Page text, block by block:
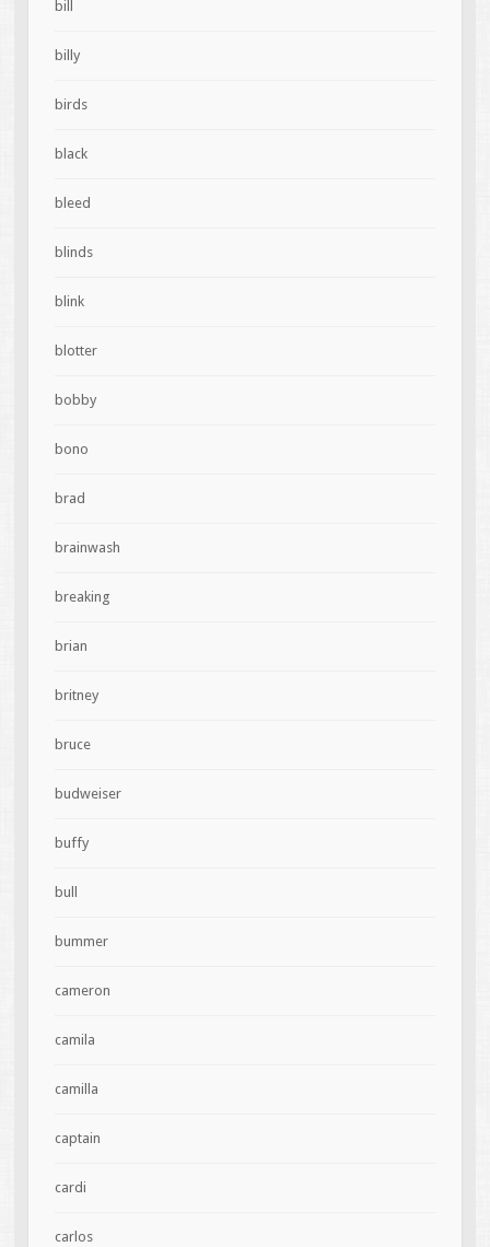
bill
billy
birds
black
bleed
blinds
blink
blotter
bobby
bono
brad
brainwash
breaking
brian
britney
bruce
budweiser
buffy
bull
bummer
cameron
camila
camilla
captain
cardi
carlos